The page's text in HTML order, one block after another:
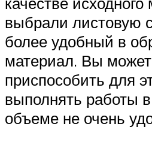
выбрали листовую
более удобный в
материал. Вы
приспособить для
выполнять работы
объеме не очень